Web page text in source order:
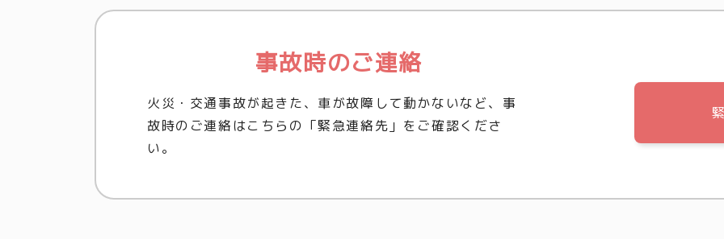
事故時のご連絡
火災・交通事故が起きた、車が故障して動かないなど、事
故時のご連絡はこちらの「緊急連絡先」をご確認くださ
い。